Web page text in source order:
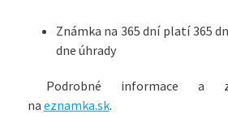
Známka na 365 dní platí 365
dne úhrady
Podrobné informace a
na eznamka.sk.